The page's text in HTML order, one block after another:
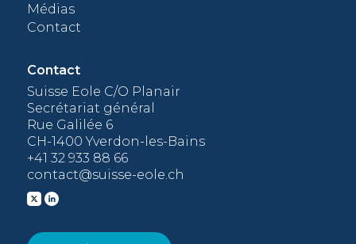
Médias
Contact
Contact
Suisse Eole C/O Planair
Secrétariat général
Rue Galilée 6
CH-1400 Yverdon-les-Bains
+41 32 933 88 66
contact@suisse-eole.ch